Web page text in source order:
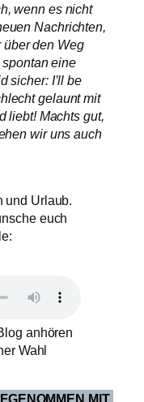
wenn es nicht
Nachrichten,
über den Weg
eine
sicher: I’ll be
gelaunt mit
liebt! Machts gut,
wir uns auch
und Urlaub.
euch
anhören
Wahl